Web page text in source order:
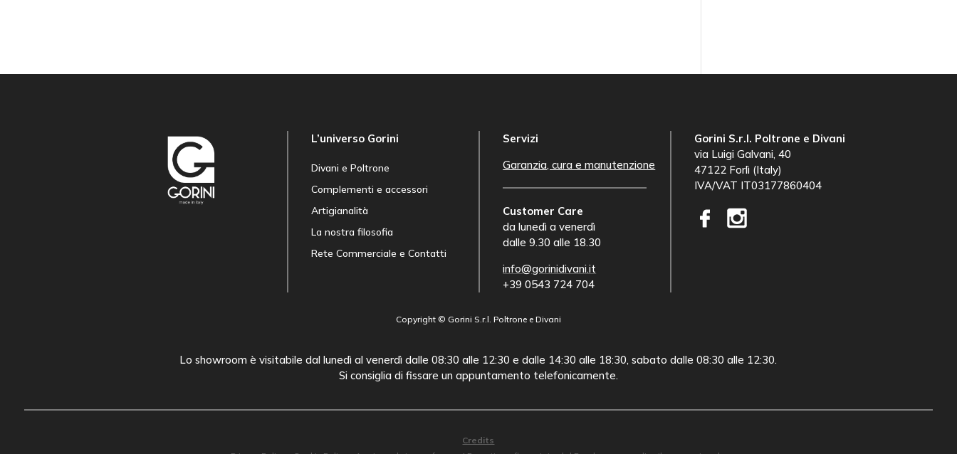
L’universo Gorini
Divani e Poltrone
Complementi e accessori
Artigianalità
La nostra filosofia
Rete Commerciale e Contatti
Servizi
Garanzia, cura e manutenzione
Customer Care
da lunedì a venerdì
dalle 9.30 alle 18.30
info@gorinidivani.it
+39 0543 724 704
Gorini S.r.l. Poltrone e Divani
via Luigi Galvani, 40
47122 Forlì (Italy)
IVA/VAT IT03177860404
Copyright © Gorini S.r.l. Poltrone e Divani
Lo showroom è visitabile dal lunedì al venerdì dalle 08:30 alle 12:30 e dalle 14:30 alle 18:30, sabato dalle 08:30 alle 12:30.
Si consiglia di fissare un appuntamento telefonicamente.
Credits